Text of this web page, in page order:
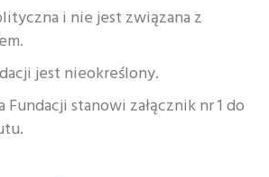
i nie jest związana z
jest nieokreślony.
stanowi załącznik nr 1 do